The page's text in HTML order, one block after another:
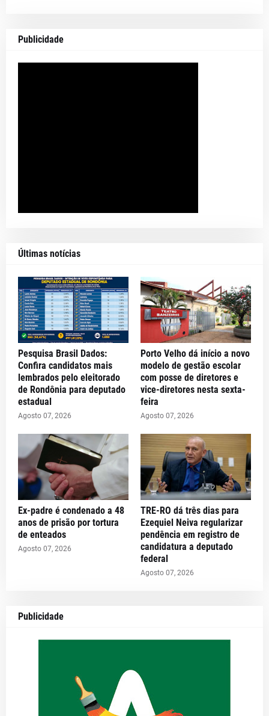
Publicidade
Últimas notícias
Pesquisa Brasil Dados:
Confira candidatos mais
lembrados pelo eleitorado
de Rondônia para deputado
estadual
Agosto 07, 2026
Porto Velho dá início a novo
modelo de gestão escolar
com posse de diretores e
vice-diretores nesta sexta-
feira
Agosto 07, 2026
Ex-padre é condenado a 48
anos de prisão por tortura
de enteados
Agosto 07, 2026
TRE-RO dá três dias para
Ezequiel Neiva regularizar
pendência em registro de
candidatura a deputado
federal
Agosto 07, 2026
Publicidade